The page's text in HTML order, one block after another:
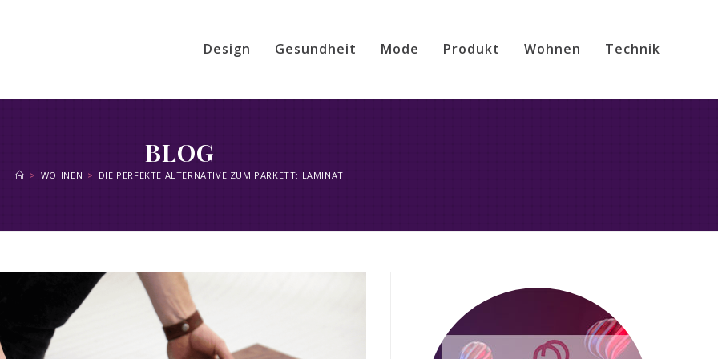
Design Gesundheit Mode Produkt Wohnen Technik
BLOG
> WOHNEN > DIE PERFEKTE ALTERNATIVE ZUM PARKETT: LAMINAT